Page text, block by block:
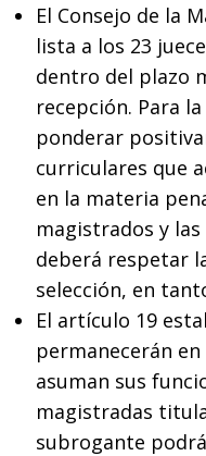
El Consejo de la
lista a los 23
dentro del plazo
recepción. Para
ponderar
curriculares que
en la materia
magistrados y
deberá respetar
selección, en
El artículo 19
permanecerán
asuman sus
magistradas
subrogante